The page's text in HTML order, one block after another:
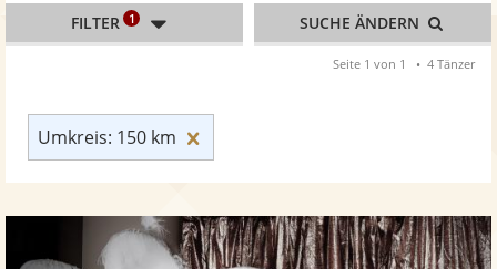
Umkreis: 150 km
FILTER 1 SUCHE ÄNDERN
Seite 1 von 1 4 Tänzer